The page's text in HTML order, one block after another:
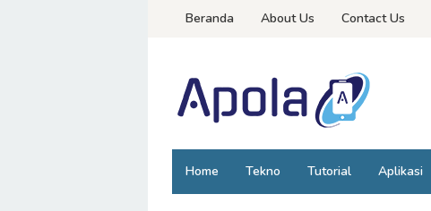
LoncatBeranda About Us Contact Us
Home Tekno Tutorial Aplikasi